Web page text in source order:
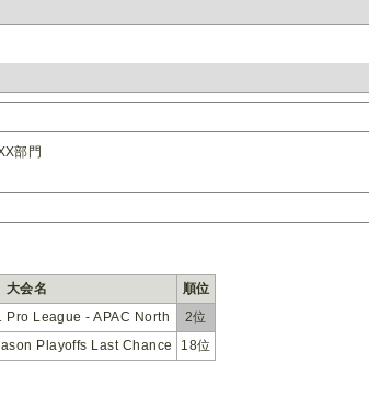
部門
大会名
順位
Pro League - APAC North
2位
Playoffs Last Chance 18位